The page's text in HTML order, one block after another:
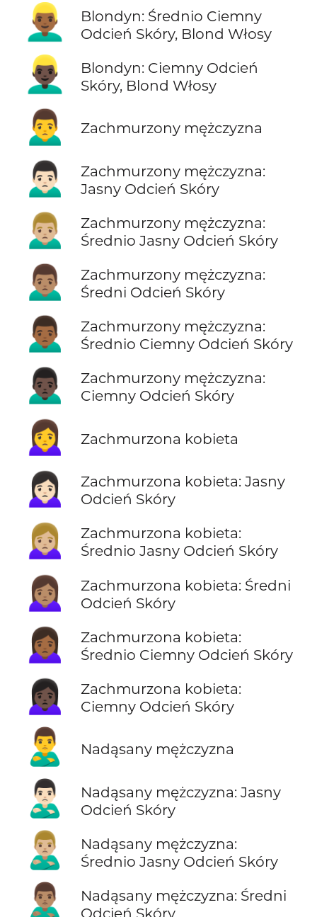
👱🏾‍♂️
Blondyn: Średnio Ciemny
Odcień Skóry, Blond Włosy
👱🏿‍♂️
Blondyn: Ciemny Odcień
Skóry, Blond Włosy
🙍‍♂️ Zachmurzony mężczyzna
🙍🏻‍♂️
Zachmurzony mężczyzna:
Jasny Odcień Skóry
🙍🏼‍♂️
Zachmurzony mężczyzna:
Średnio Jasny Odcień Skóry
🙍🏽‍♂️
Zachmurzony mężczyzna:
Średni Odcień Skóry
🙍🏾‍♂️
Zachmurzony mężczyzna:
Średnio Ciemny Odcień Skóry
🙍🏿‍♂️
Zachmurzony mężczyzna:
Ciemny Odcień Skóry
🙍‍♀️ Zachmurzona kobieta
🙍🏻‍♀️
Zachmurzona kobieta: Jasny
Odcień Skóry
🙍🏼‍♀️
Zachmurzona kobieta:
Średnio Jasny Odcień Skóry
🙍🏽‍♀️
Zachmurzona kobieta: Średni
Odcień Skóry
🙍🏾‍♀️
Zachmurzona kobieta:
Średnio Ciemny Odcień Skóry
🙍🏿‍♀️
Zachmurzona kobieta:
Ciemny Odcień Skóry
🙎‍♂️ Nadąsany mężczyzna
🙎🏻‍♂️
Nadąsany mężczyzna: Jasny
Odcień Skóry
🙎🏼‍♂️
Nadąsany mężczyzna:
Średnio Jasny Odcień Skóry
🙎🏽‍♂️
Nadąsany mężczyzna: Średni
Odcień Skóry